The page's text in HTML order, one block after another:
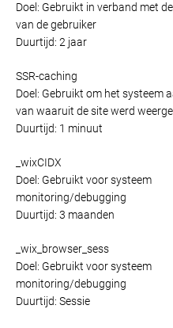
Doel: Gebruikt in verband met
van de gebruiker
Duurtijd: 2 jaar
SSR-caching
Doel: Gebruikt om het systeem
van waaruit de site werd
Duurtijd: 1 minuut
_wixCIDX
Doel: Gebruikt voor systeem
monitoring/debugging
Duurtijd: 3 maanden
_wix_browser_sess
Doel: Gebruikt voor systeem
monitoring/debugging
Duurtijd: Sessie